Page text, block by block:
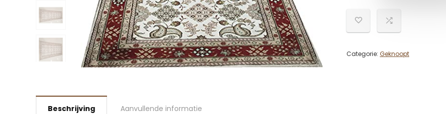
Categorie: Geknoopt
Beschrijving Aanvullende informatie